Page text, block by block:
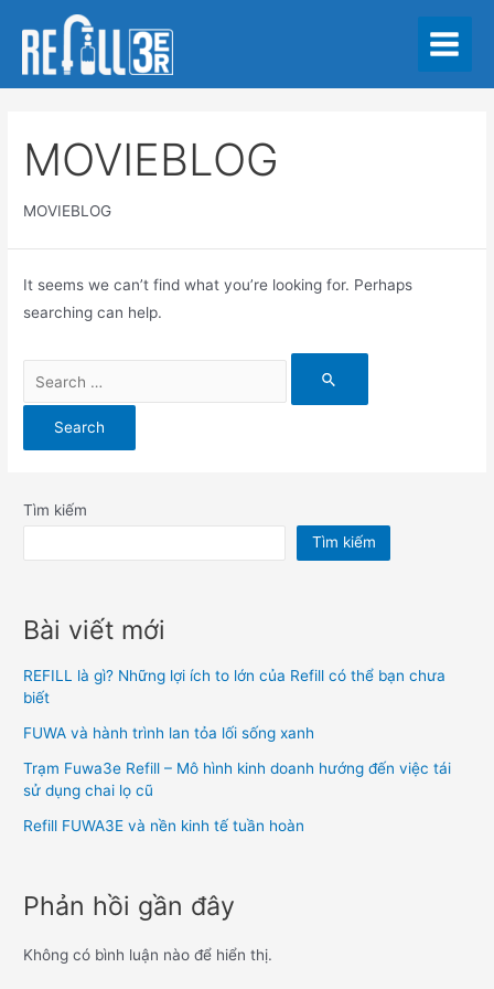
content
Main
MOVIEBLOG
MOVIEBLOG
It seems we can’t find what you’re looking for. Perhaps
searching can help.
Search
for:
Tìm kiếm
Tìm kiếm
Bài viết mới
REFILL là gì? Những lợi ích to lớn của Refill có thể bạn chưa
biết
FUWA và hành trình lan tỏa lối sống xanh
Trạm Fuwa3e Refill – Mô hình kinh doanh hướng đến việc tái
sử dụng chai lọ cũ
Refill FUWA3E và nền kinh tế tuần hoàn
Phản hồi gần đây
Không có bình luận nào để hiển thị.